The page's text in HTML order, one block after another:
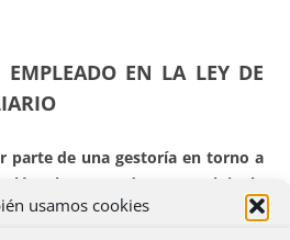
usamos cookies
EMPLEADO EN LA LEY DE
parte de una gestoría en torno a
en orden a excluir la
Crédito Inmobiliario por tratarse